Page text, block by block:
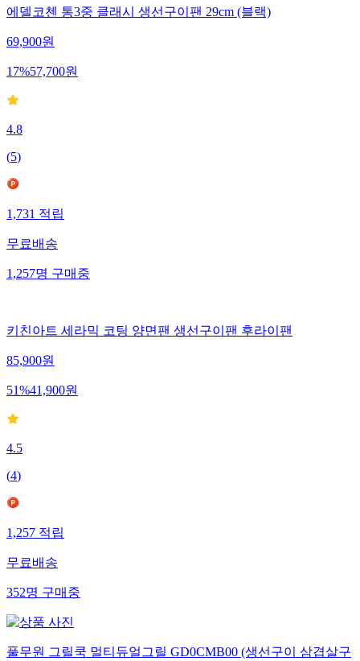
에델코첸 통3중 클래시 생선구이팬 29cm (블랙)
69,900원
17%57,700원
4.8
(5)
1,731 적립
무료배송
1,257명 구매중
키친아트 세라믹 코팅 양면팬 생선구이팬 후라이팬
85,900원
51%41,900원
4.5
(4)
1,257 적립
무료배송
352명 구매중
풀무원 그릴쿡 멀티듀얼그릴 GD0CMB00 (생선구이 삼겹살구